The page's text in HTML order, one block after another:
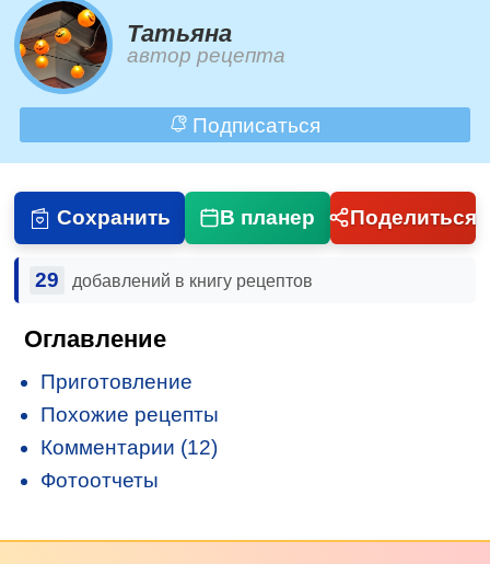
Татьяна
автор рецепта
Подписаться
Сохранить В планер Поделиться
29 добавлений в книгу рецептов
Оглавление
Приготовление
Похожие рецепты
Комментарии (12)
Фотоотчеты